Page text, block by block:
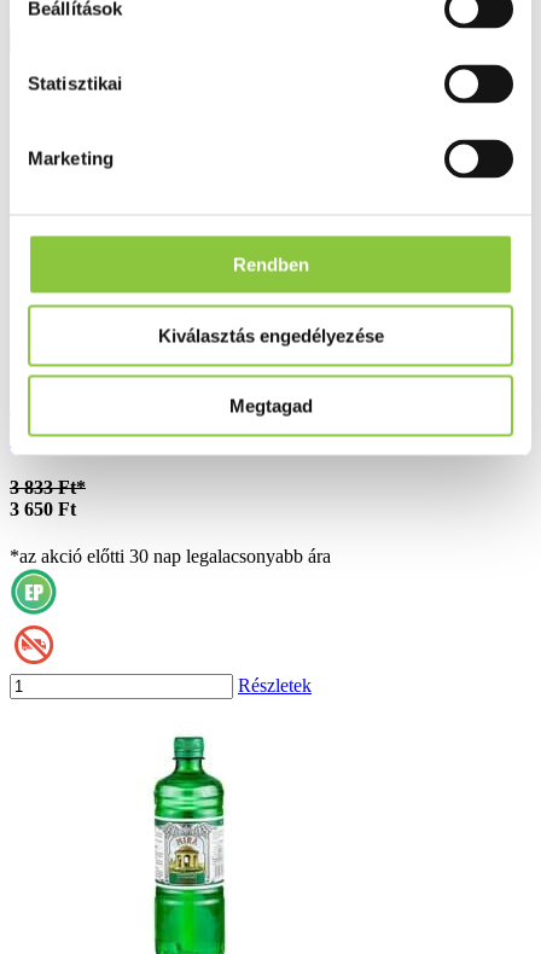
Beállítások
Statisztikai
Marketing
Rendben
Kiválasztás engedélyezése
Megtagad
Dulcolax 7,5 mg/ml belsőleges oldatos
cseppek 30 ml
3 833 Ft*
3 650 Ft
*az akció előtti 30 nap legalacsonyabb ára
Részletek